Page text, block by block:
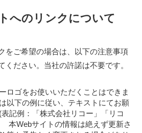
へのリンクについて
をご希望の場合は、以下の注意事項
ください。当社の許諾は不要です。
ロゴをお使いいただくことはできま
以下の例に従い、テキストにてお願
記例：「株式会社リコー」「リコ
本Webサイトの情報は絶えず更新さ